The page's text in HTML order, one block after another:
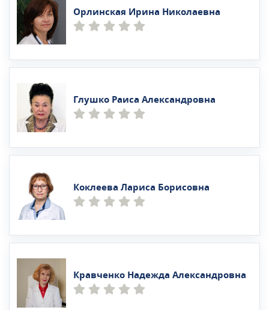
Орлинская Ирина Николаевна
Глушко Раиса Александровна
Коклеева Лариса Борисовна
Кравченко Надежда Александровна